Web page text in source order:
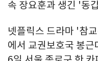
속 장요훈과 생긴 '동
넷플릭스 드라마 '참
에서 교권보호국 봉